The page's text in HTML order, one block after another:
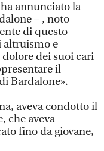
annunciato la
– , noto
di questo
altruismo e
dei suoi cari
il
Bardalone».
aveva condotto il
che aveva
fino da giovane,